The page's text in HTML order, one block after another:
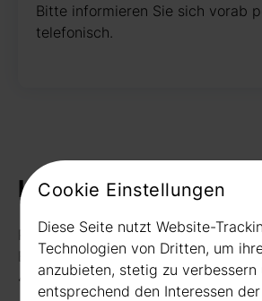
Bitte informieren Sie sich vorab
telefonisch.
Kontakt
Rudat GmbH
Borussiastr. 26
44149 Dortmund
Cookie Einstellungen
Diese Seite nutzt Website-
Technologien von Dritten, um
anzubieten, stetig zu verbessern
entsprechend den Interessen